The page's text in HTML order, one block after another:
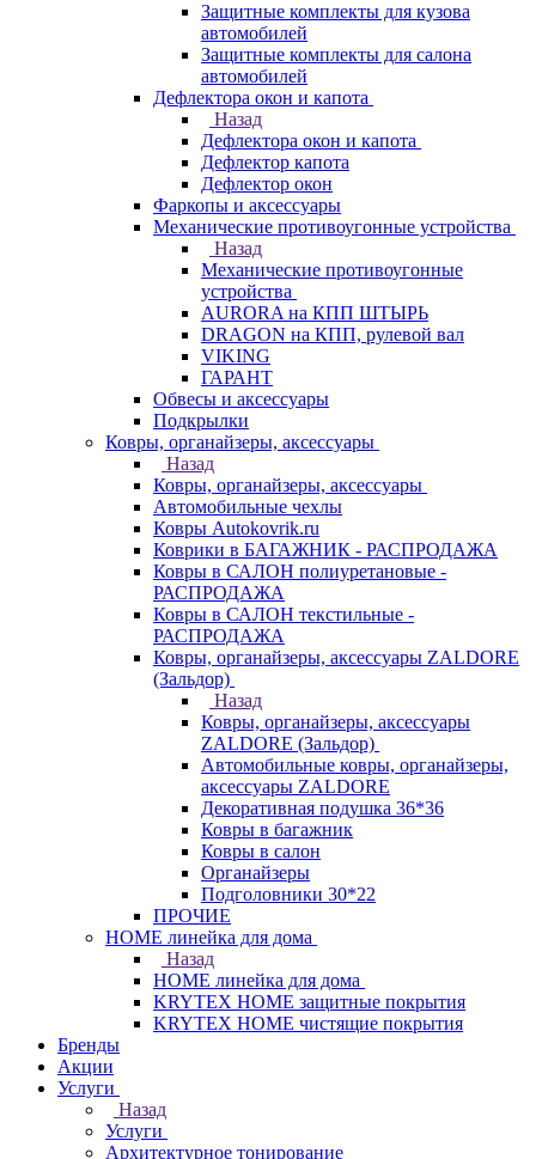
Защитные комплекты для кузова
автомобилей
Защитные комплекты для салона
автомобилей
Дефлектора окон и капота
Назад
Дефлектора окон и капота
Дефлектор капота
Дефлектор окон
Фаркопы и аксессуары
Механические противоугонные устройства
Назад
Механические противоугонные
устройства
AURORA на КПП ШТЫРЬ
DRAGON на КПП, рулевой вал
VIKING
ГАРАНТ
Обвесы и аксессуары
Подкрылки
Ковры, органайзеры, аксессуары
Назад
Ковры, органайзеры, аксессуары
Автомобильные чехлы
Ковры Autokovrik.ru
Коврики в БАГАЖНИК - РАСПРОДАЖА
Ковры в САЛОН полиуретановые -
РАСПРОДАЖА
Ковры в САЛОН текстильные -
РАСПРОДАЖА
Ковры, органайзеры, аксессуары ZALDORE
(Зальдор)
Назад
Ковры, органайзеры, аксессуары
ZALDORE (Зальдор)
Автомобильные ковры, органайзеры,
аксессуары ZALDORE
Декоративная подушка 36*36
Ковры в багажник
Ковры в салон
Органайзеры
Подголовники 30*22
ПРОЧИЕ
HOME линейка для дома
Назад
HOME линейка для дома
KRYTEX HOME защитные покрытия
KRYTEX HOME чистящие покрытия
Бренды
Акции
Услуги
Назад
Услуги
Архитектурное тонирование